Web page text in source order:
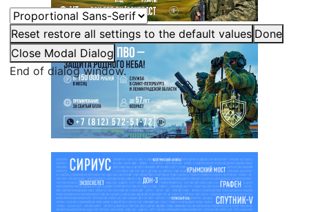
Reset restore all settings to the default values Done
Close Modal Dialog
End of dialog window.